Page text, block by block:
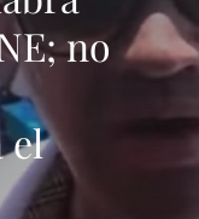
no
el